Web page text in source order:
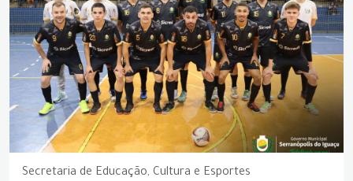
Secretaria de Educação, Cultura e Esportes